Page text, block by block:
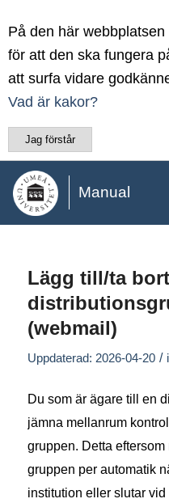
På den här
för att den ska fungera
att surfa vidare
Vad är kakor?
Jag förstår
Manual
Lägg till/ta
(webmail)
Uppdaterad: 2026-04-20 / i
Du som är ägare till en
jämna mellanrum
gruppen. Detta
gruppen per automatik
institution eller slutar